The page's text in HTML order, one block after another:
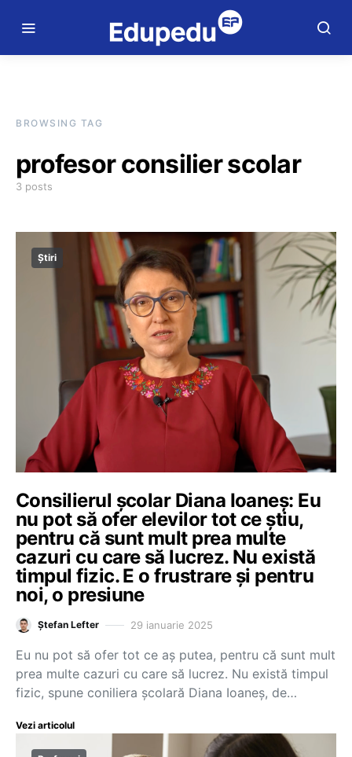
BROWSING TAG
profesor consilier scolar
3 posts
Știri
Consilierul școlar Diana Ioaneș: Eu
nu pot să ofer elevilor tot ce știu,
pentru că sunt mult prea multe
cazuri cu care să lucrez. Nu există
timpul fizic. E o frustrare și pentru
noi, o presiune
Ștefan Lefter 29 ianuarie 2025
Eu nu pot să ofer tot ce aș putea, pentru că sunt mult
prea multe cazuri cu care să lucrez. Nu există timpul
fizic, spune coniliera școlară Diana Ioaneș, de…
Vezi articolul